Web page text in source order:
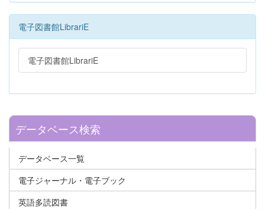
電子図書館LibrariE
電子図書館LibrariE
データベース検索
データベース一覧
電子ジャーナル・電子ブック
英語多読図書